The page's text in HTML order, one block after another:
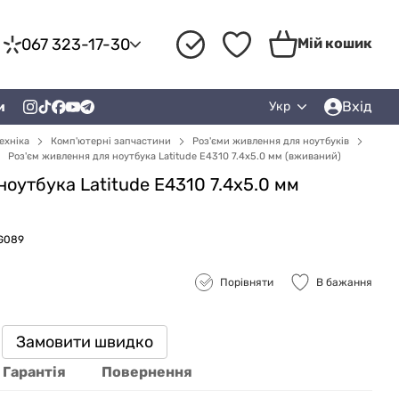
067 323-17-30 Мій кошик
Укр Вхід
Комп'ютерні запчастини
Роз'єми живлення для ноутбуків
Роз'єм живлення для ноутбука Latitude E4310 7.4x5.0 мм (вживаний)
Latitude E4310 7.4x5.0 мм
Порівняти В бажання
Замовити швидко
Гарантія Повернення